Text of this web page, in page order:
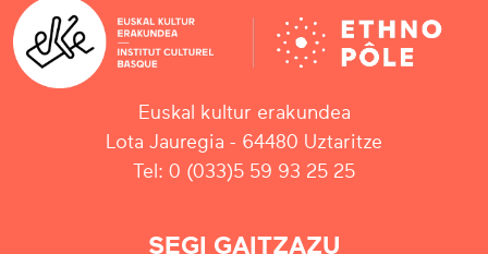
Euskal kultur erakundea
Lota Jauregia - 64480 Uztaritze
Tel: 0 (033)5 59 93 25 25
SEGI GAITZAZU